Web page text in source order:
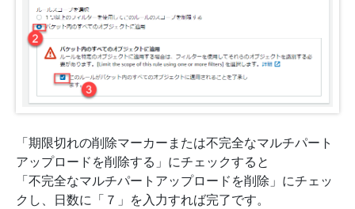
「期限切れの削除マーカーまたは不完全なマルチパート
アップロードを削除する」にチェックすると
「不完全なマルチパートアップロードを削除」にチェッ
クし、日数に「７」を入力すれば完了です。